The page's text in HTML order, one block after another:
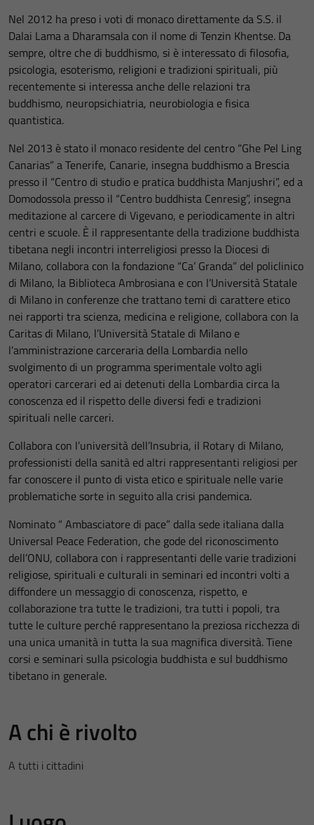
Nel 2012 ha preso i voti di monaco direttamente da S.S. il
Dalai Lama a Dharamsala con il nome di Tenzin Khentse. Da
sempre, oltre che di buddhismo, si è interessato di filosofia,
psicologia, esoterismo, religioni e tradizioni spirituali, più
recentemente si interessa anche delle relazioni tra
buddhismo, neuropsichiatria, neurobiologia e fisica
quantistica.
Nel 2013 è stato il monaco residente del centro “Ghe Pel Ling
Canarias” a Tenerife, Canarie, insegna buddhismo a Brescia
presso il “Centro di studio e pratica buddhista Manjushri”, ed a
Domodossola presso il “Centro buddhista Cenresig”, insegna
meditazione al carcere di Vigevano, e periodicamente in altri
centri e scuole. È il rappresentante della tradizione buddhista
tibetana negli incontri interreligiosi presso la Diocesi di
Milano, collabora con la fondazione “Ca’ Granda” del policlinico
di Milano, la Biblioteca Ambrosiana e con l’Università Statale
di Milano in conferenze che trattano temi di carattere etico
nei rapporti tra scienza, medicina e religione, collabora con la
Caritas di Milano, l’Università Statale di Milano e
l’amministrazione carceraria della Lombardia nello
svolgimento di un programma sperimentale volto agli
operatori carcerari ed ai detenuti della Lombardia circa la
conoscenza ed il rispetto delle diversi fedi e tradizioni
spirituali nelle carceri.
Collabora con l’università dell’Insubria, il Rotary di Milano,
professionisti della sanità ed altri rappresentanti religiosi per
far conoscere il punto di vista etico e spirituale nelle varie
problematiche sorte in seguito alla crisi pandemica.
Nominato “ Ambasciatore di pace” dalla sede italiana dalla
Universal Peace Federation, che gode del riconoscimento
dell’ONU, collabora con i rappresentanti delle varie tradizioni
religiose, spirituali e culturali in seminari ed incontri volti a
diffondere un messaggio di conoscenza, rispetto, e
collaborazione tra tutte le tradizioni, tra tutti i popoli, tra
tutte le culture perché rappresentano la preziosa ricchezza di
una unica umanità in tutta la sua magnifica diversità. Tiene
corsi e seminari sulla psicologia buddhista e sul buddhismo
tibetano in generale.
A chi è rivolto
A tutti i cittadini